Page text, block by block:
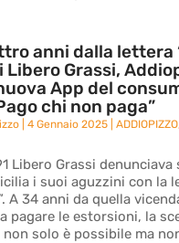
anni dalla lettera
Libero Grassi,
App del
chi non paga”
|4 Gennaio 2025 |ADDIOPIZZO
Libero Grassi denunciava
i suoi aguzzini con la
A 34 anni da quella
pagare le estorsioni, la
solo è possibile ma